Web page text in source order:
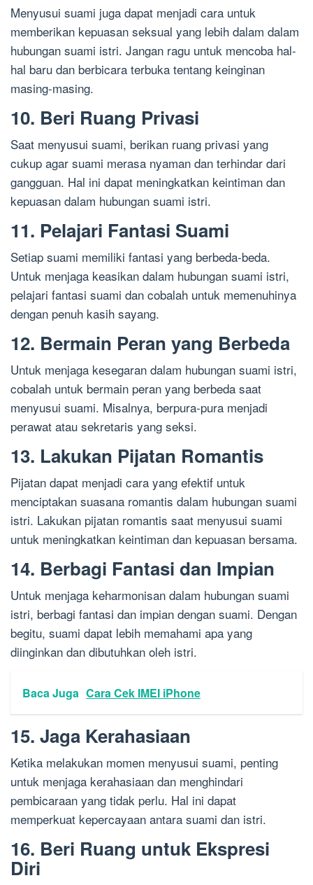
Menyusui suami juga dapat menjadi cara untuk
memberikan kepuasan seksual yang lebih dalam dalam
hubungan suami istri. Jangan ragu untuk mencoba hal-
hal baru dan berbicara terbuka tentang keinginan
masing-masing.
10. Beri Ruang Privasi
Saat menyusui suami, berikan ruang privasi yang
cukup agar suami merasa nyaman dan terhindar dari
gangguan. Hal ini dapat meningkatkan keintiman dan
kepuasan dalam hubungan suami istri.
11. Pelajari Fantasi Suami
Setiap suami memiliki fantasi yang berbeda-beda.
Untuk menjaga keasikan dalam hubungan suami istri,
pelajari fantasi suami dan cobalah untuk memenuhinya
dengan penuh kasih sayang.
12. Bermain Peran yang Berbeda
Untuk menjaga kesegaran dalam hubungan suami istri,
cobalah untuk bermain peran yang berbeda saat
menyusui suami. Misalnya, berpura-pura menjadi
perawat atau sekretaris yang seksi.
13. Lakukan Pijatan Romantis
Pijatan dapat menjadi cara yang efektif untuk
menciptakan suasana romantis dalam hubungan suami
istri. Lakukan pijatan romantis saat menyusui suami
untuk meningkatkan keintiman dan kepuasan bersama.
14. Berbagi Fantasi dan Impian
Untuk menjaga keharmonisan dalam hubungan suami
istri, berbagi fantasi dan impian dengan suami. Dengan
begitu, suami dapat lebih memahami apa yang
diinginkan dan dibutuhkan oleh istri.
Baca Juga Cara Cek IMEI iPhone
15. Jaga Kerahasiaan
Ketika melakukan momen menyusui suami, penting
untuk menjaga kerahasiaan dan menghindari
pembicaraan yang tidak perlu. Hal ini dapat
memperkuat kepercayaan antara suami dan istri.
16. Beri Ruang untuk Ekspresi
Diri